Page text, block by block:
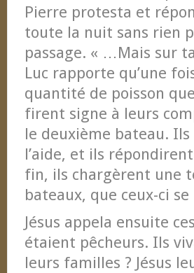
Pierre protesta et
toute la nuit sans rien
passage. « …Mais sur
Luc rapporte qu’une
quantité de poisson
firent signe à leurs
le deuxième bateau.
l’aide, et ils répondirent
fin, ils chargèrent une
bateaux, que ceux-ci
Jésus appela ensuite
étaient pêcheurs. Ils
leurs familles ? Jésus